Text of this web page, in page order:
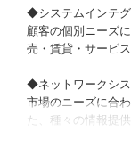
◆システムインテグ
顧客の個別ニーズ
売・賃貸・サービ
◆ネットワークシス
市場のニーズに合
た、種々の情報提